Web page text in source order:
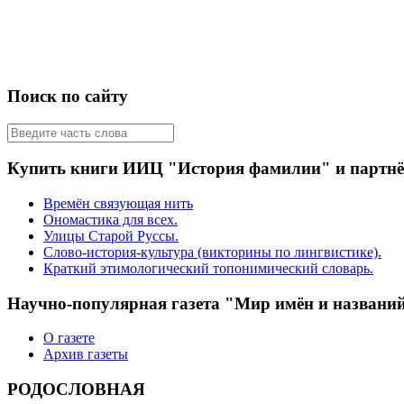
Поиск по сайту
Купить книги ИИЦ "История фамилии" и
Времён связующая нить
Ономастика для всех.
Улицы Старой Руссы.
Слово-история-культура (викторины по лингвистике).
Краткий этимологический топонимический словарь.
Научно-популярная газета "Мир имён и
О газете
Архив газеты
РОДОСЛОВНАЯ